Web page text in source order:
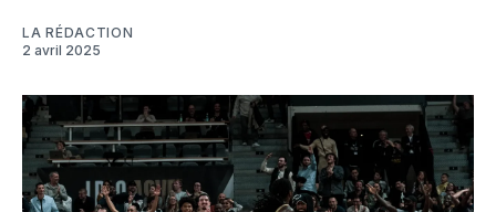
LA RÉDACTION
2 avril 2025